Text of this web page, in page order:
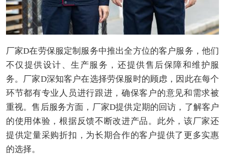
厂家D在劳保服定制服务中推出全方位的客户服务，他们
不仅提供设计、生产服务，还提供售后保障和维护服
务。厂家D深知客户在选择劳保服时的顾虑，因此在每个
环节都有专业人员进行跟进，确保客户的意见和需求被
重视。售后服务方面，厂家D提供定期的回访，了解客户
的使用体验，根据反馈不断改进产品。此外，该厂家还
提供定量采购折扣，为长期合作的客户提供了更多实惠
的选择。